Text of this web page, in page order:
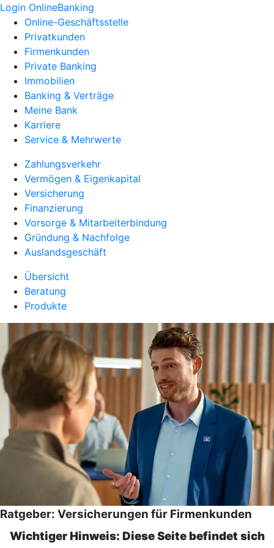
Login OnlineBanking
Online-Geschäftsstelle
Privatkunden
Firmenkunden
Private Banking
Immobilien
Banking & Verträge
Meine Bank
Karriere
Service & Mehrwerte
Zahlungsverkehr
Vermögen & Eigenkapital
Versicherung
Finanzierung
Vorsorge & Mitarbeiterbindung
Gründung & Nachfolge
Auslandsgeschäft
Übersicht
Beratung
Produkte
Ratgeber: Versicherungen für Firmenkunden
Wichtiger Hinweis: Diese Seite befindet sich